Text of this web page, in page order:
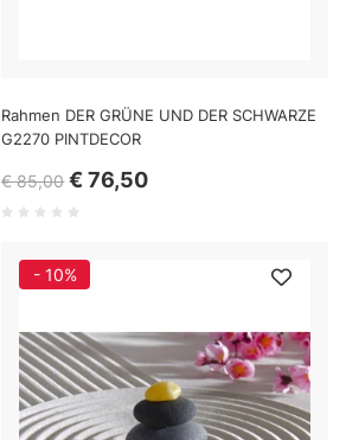
Rahmen DER GRÜNE UND DER SCHWARZE
G2270 PINTDECOR
€ 85,00 € 76,50
- 10%